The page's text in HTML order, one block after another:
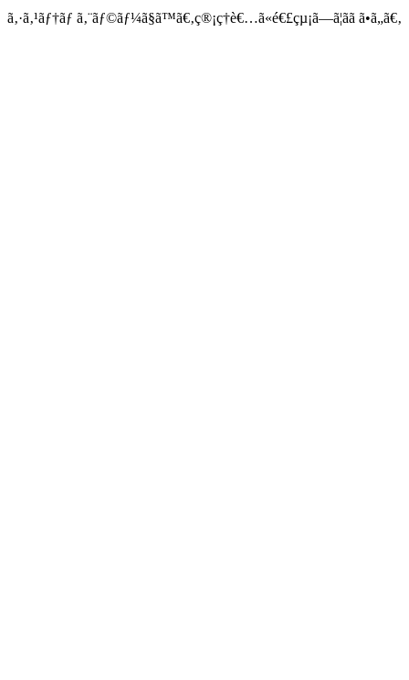
ã‚·ã‚¹ãƒ†ãƒ ã‚¨ãƒ©ãƒ¼ã§ã™ã€‚ç®¡ç†è€…ã«é€£çµ¡ã—ã¦ãã ã•ã„ã€‚